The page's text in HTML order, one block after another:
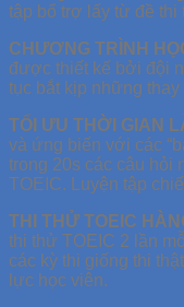
tập bổ trợ lấy từ đề thi
CHƯƠNG TRÌNH
được thiết kế bởi đội
tục bắt kịp những
TỐI ƯU THỜI GIAN
và ứng biến với các
trong 20s các câu hỏi
TOEIC. Luyện tập
THI THỬ TOEIC
thi thử TOEIC 2 lần
các kỳ thi giống thi
lực học viên.